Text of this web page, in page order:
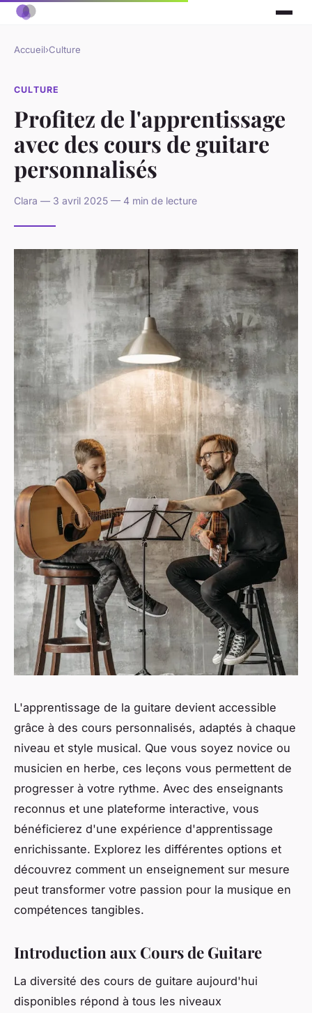
Accueil›Culture
CULTURE
Profitez de l'apprentissage
avec des cours de guitare
personnalisés
Clara — 3 avril 2025 — 4 min de lecture
L'apprentissage de la guitare devient accessible
grâce à des cours personnalisés, adaptés à chaque
niveau et style musical. Que vous soyez novice ou
musicien en herbe, ces leçons vous permettent de
progresser à votre rythme. Avec des enseignants
reconnus et une plateforme interactive, vous
bénéficierez d'une expérience d'apprentissage
enrichissante. Explorez les différentes options et
découvrez comment un enseignement sur mesure
peut transformer votre passion pour la musique en
compétences tangibles.
Introduction aux Cours de Guitare
La diversité des cours de guitare aujourd'hui
disponibles répond à tous les niveaux